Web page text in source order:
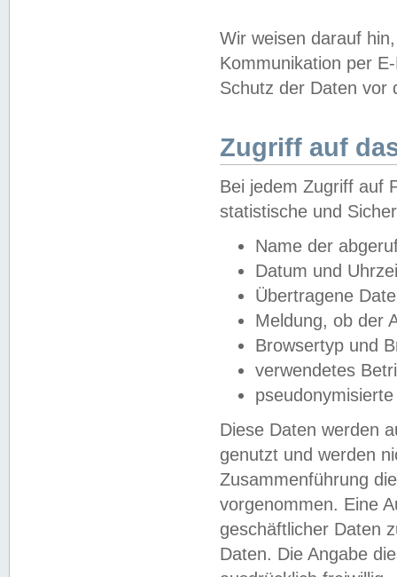
Wir weisen darauf
Kommunikation per
Schutz der Daten vor
Zugriff auf
Bei jedem Zugriff auf
statistische und
Name der
Datum und
Übertragene
Meldung, ob der
Browsertyp und
verwendetes
Diese Daten werden
genutzt und werden
Zusammenführung
vorgenommen. Eine
geschäftlicher Daten
Daten. Die Angabe